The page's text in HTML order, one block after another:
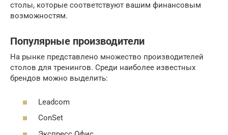
столы, которые соответствуют вашим финансовым
возможностям.
Популярные производители
На рынке представлено множество производителей
столов для тренингов. Среди наиболее известных
брендов можно выделить:
Leadcom
ConSet